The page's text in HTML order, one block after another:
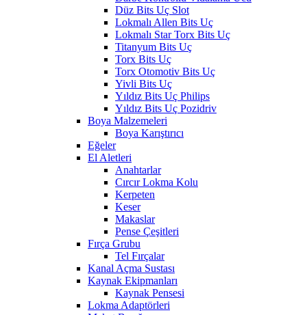
Düz Bits Uç Slot
Lokmalı Allen Bits Uç
Lokmalı Star Torx Bits Uç
Titanyum Bits Uç
Torx Bits Uç
Torx Otomotiv Bits Uç
Yivli Bits Uç
Yıldız Bits Uç Philips
Yıldız Bits Uç Pozidriv
Boya Malzemeleri
Boya Karıştırıcı
Eğeler
El Aletleri
Anahtarlar
Cırcır Lokma Kolu
Kerpeten
Keser
Makaslar
Pense Çeşitleri
Fırça Grubu
Tel Fırçalar
Kanal Açma Sustası
Kaynak Ekipmanları
Kaynak Pensesi
Lokma Adaptörleri